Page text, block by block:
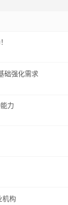
础强化需求
力
机构